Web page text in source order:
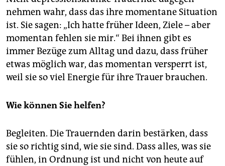
nehmen wahr, dass das ihre momentane Situation
ist. Sie sagen: „Ich hatte früher Ideen, Ziele – aber
momentan fehlen sie mir.“ Bei ihnen gibt es
immer Bezüge zum Alltag und dazu, dass früher
etwas möglich war, das momentan versperrt ist,
weil sie so viel Energie für ihre Trauer brauchen.
Wie können Sie helfen?
Begleiten. Die Trauernden darin bestärken, dass
sie so richtig sind, wie sie sind. Dass alles, was sie
fühlen, in Ordnung ist und nicht von heute auf